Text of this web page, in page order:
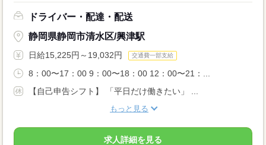
ドライバー・配達・配送
静岡県静岡市清水区/興津駅
日給15,225円～19,032円 交通費一部支給
8：00〜17：00 9：00〜18：00 12：00〜21：...
【自己申告シフト】 「平日だけ働きたい」 ...
もっと見る
求人詳細を見る